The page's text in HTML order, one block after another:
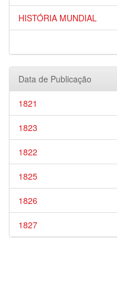
HISTÓRIA MUNDIAL
Data de Publicação
1821
1823
1822
1825
1826
1827